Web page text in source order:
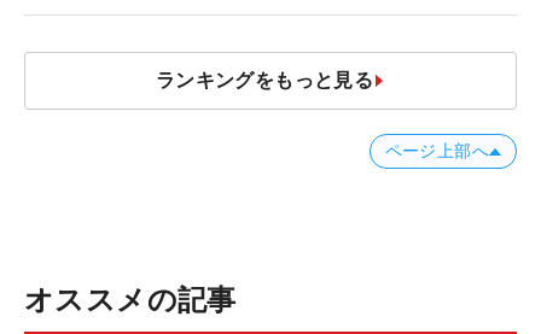
ランキングをもっと見る
ページ上部へ
オススメの記事